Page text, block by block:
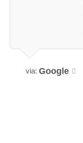
via: Google